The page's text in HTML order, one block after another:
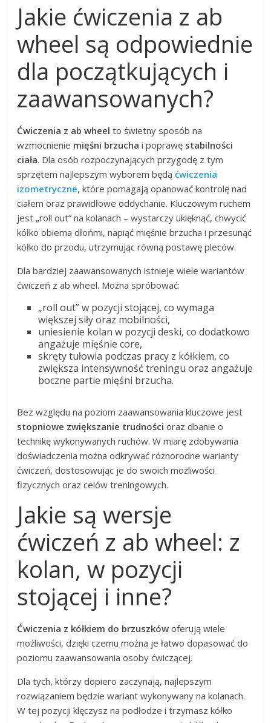
Jakie ćwiczenia z ab
wheel są odpowiednie
dla początkujących i
zaawansowanych?
Ćwiczenia z ab wheel to świetny sposób na
wzmocnienie mięśni brzucha i poprawę stabilności
ciała. Dla osób rozpoczynających przygodę z tym
sprzętem najlepszym wyborem będąćwiczenia
izometryczne, które pomagają opanować kontrolę nad
ciałem oraz prawidłowe oddychanie. Kluczowym ruchem
jest „roll out” na kolanach – wystarczy uklęknąć, chwycić
kółko obiema dłońmi, napiąć mięśnie brzucha i przesunąć
kółko do przodu, utrzymując równą postawę pleców.
Dla bardziej zaawansowanych istnieje wiele wariantów
ćwiczeń z ab wheel. Można spróbować:
„roll out” w pozycji stojącej, co wymaga
większej siły oraz mobilności,
uniesienie kolan w pozycji deski, co dodatkowo
angażuje mięśnie core,
skręty tułowia podczas pracy z kółkiem, co
zwiększa intensywność treningu oraz angażuje
boczne partie mięśni brzucha.
Bez względu na poziom zaawansowania kluczowe jest
stopniowe zwiększanie trudności oraz dbanie o
technikę wykonywanych ruchów. W miarę zdobywania
doświadczenia można odkrywać różnorodne warianty
ćwiczeń, dostosowując je do swoich możliwości
fizycznych oraz celów treningowych.
Jakie są wersje
ćwiczeń z ab wheel: z
kolan, w pozycji
stojącej i inne?
Ćwiczenia z kółkiem do brzuszków oferują wiele
możliwości, dzięki czemu można je łatwo dopasować do
poziomu zaawansowania osoby ćwiczącej.
Dla tych, którzy dopiero zaczynają, najlepszym
rozwiązaniem będzie wariant wykonywany na kolanach.
W tej pozycji klęczysz na podłodze i trzymasz kółko